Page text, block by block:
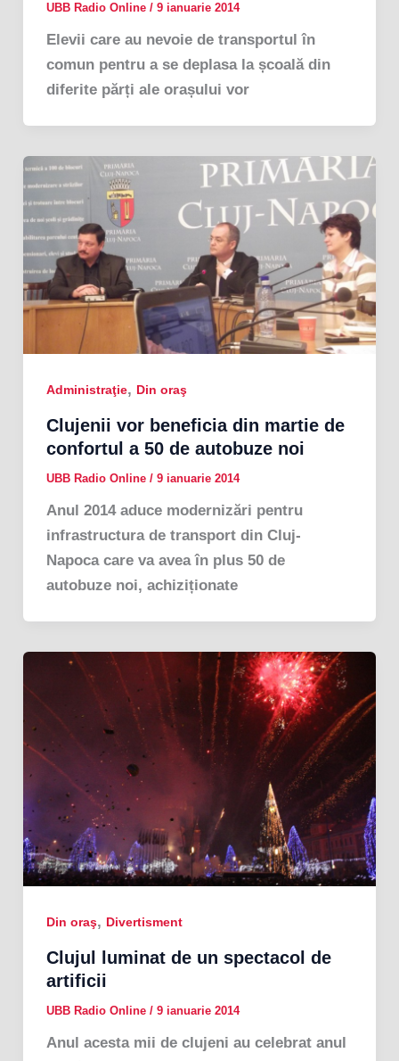
UBB Radio Online / 9 ianuarie 2014
Elevii care au nevoie de transportul în
comun pentru a se deplasa la școală din
diferite părți ale orașului vor
Administraţie, Din oraş
Clujenii vor beneficia din martie de
confortul a 50 de autobuze noi
UBB Radio Online / 9 ianuarie 2014
Anul 2014 aduce modernizări pentru
infrastructura de transport din Cluj-
Napoca care va avea în plus 50 de
autobuze noi, achiziționate
Din oraş, Divertisment
Clujul luminat de un spectacol de
artificii
UBB Radio Online / 9 ianuarie 2014
Anul acesta mii de clujeni au celebrat anul